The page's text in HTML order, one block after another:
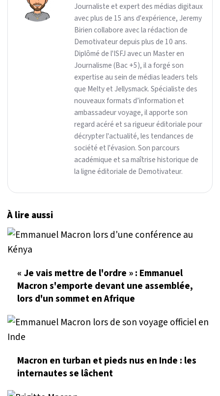
Journaliste et expert des médias digitaux
avec plus de 15 ans d'expérience, Jeremy
Birien collabore avec la rédaction de
Demotivateur depuis plus de 10 ans.
Diplômé de l'ISFJ avec un Master en
Journalisme (Bac +5), il a forgé son
expertise au sein de médias leaders tels
que Melty et Jellysmack. Spécialiste des
nouveaux formats d’information et
ambassadeur voyage, il apporte son
regard acéré et sa rigueur éditoriale pour
décrypter l'actualité, les tendances de
société et l'évasion. Son parcours
académique et sa maîtrise historique de
la ligne éditoriale de Demotivateur.
À lire aussi
« Je vais mettre de l'ordre » : Emmanuel
Macron s'emporte devant une assemblée,
lors d'un sommet en Afrique
Macron en turban et pieds nus en Inde : les
internautes se lâchent